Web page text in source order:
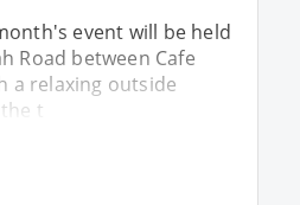
event will be held
Road between Cafe
a relaxing outside
t